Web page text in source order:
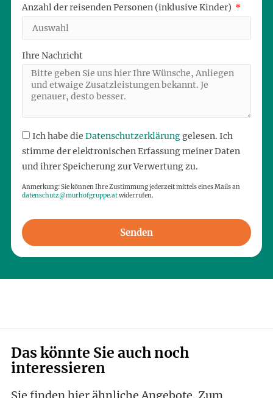
Anzahl der reisenden Personen (inklusive Kinder)
Ihre Nachricht
Ich habe die Datenschutzerklärung gelesen. Ich
stimme der elektronischen Erfassung meiner Daten
und ihrer Speicherung zur Verwertung zu.
Anmerkung: Sie können Ihre Zustimmung jederzeit mittels eines Mails an
datenschutz@murhofgruppe.atwiderrufen.
Senden
Das könnte Sie auch noch
interessieren
Sie finden hier ähnliche Angebote. Zum